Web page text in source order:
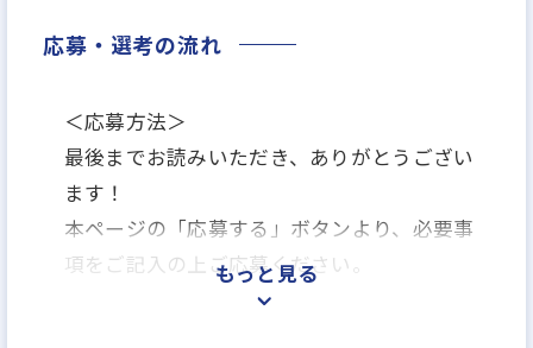
応募・選考の流れ
＜応募方法＞
最後までお読みいただき、ありがとうござい
ます！
本ページの「応募する」ボタンより、必要事
項をご記入の上ご応募ください。
もっと見る